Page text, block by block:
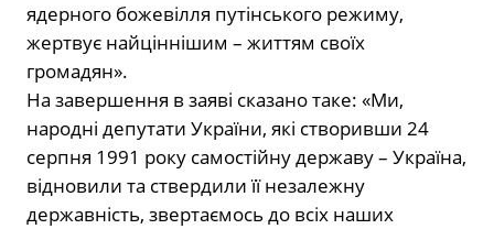
ядерного божевілля путінського режиму,
жертвує найціннішим – життям своїх
громадян».
На завершення в заяві сказано таке: «Ми,
народні депутати України, які створивши 24
серпня 1991 року самостійну державу – Україна,
відновили та ствердили її незалежну
державність, звертаємось до всіх наших